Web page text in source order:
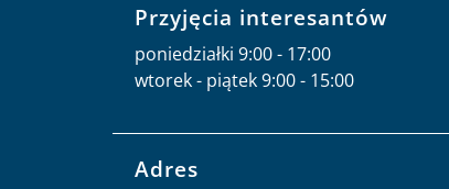
Przyjęcia interesantów
poniedziałki 9:00 - 17:00
wtorek - piątek 9:00 - 15:00
Adres